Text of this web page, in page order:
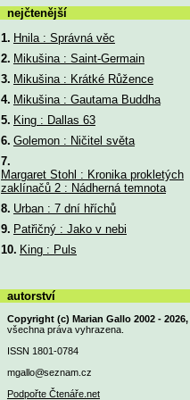
nejčtenější
1. Hnila : Správná věc
2. Mikušina : Saint-Germain
3. Mikušina : Krátké Růžence
4. Mikušina : Gautama Buddha
5. King : Dallas 63
6. Golemon : Ničitel světa
7.
Margaret Stohl : Kronika prokletých
zaklínačů 2 : Nádherná temnota
8. Urban : 7 dní hříchů
9. Patřičný : Jako v nebi
10. King : Puls
autorství
Copyright (c) Marian Gallo 2002 - 2026,
všechna práva vyhrazena.
ISSN 1801-0784
mgallo@seznam.cz
Podpořte Čtenáře.net